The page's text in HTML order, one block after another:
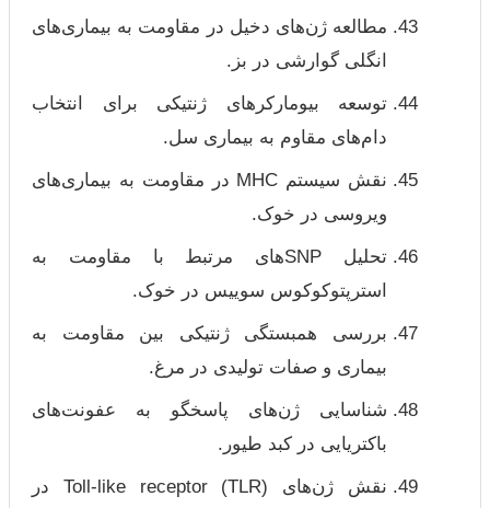
مطالعه ژن‌های دخیل در مقاومت به بیماری‌های
انگلی گوارشی در بز.
توسعه بیومارکرهای ژنتیکی برای انتخاب
دام‌های مقاوم به بیماری سل.
نقش سیستم MHC در مقاومت به بیماری‌های
ویروسی در خوک.
تحلیل SNP‌های مرتبط با مقاومت به
استرپتوکوکوس سوییس در خوک.
بررسی همبستگی ژنتیکی بین مقاومت به
بیماری و صفات تولیدی در مرغ.
شناسایی ژن‌های پاسخگو به عفونت‌های
باکتریایی در کبد طیور.
نقش ژن‌های Toll-like receptor (TLR) در